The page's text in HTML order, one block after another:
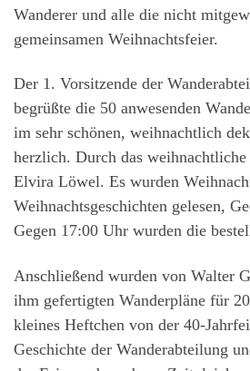
Wanderer und alle die nicht
gemeinsamen Weihnachtsfeier.
Der 1. Vorsitzende der
begrüßte die 50 anwesenden
im sehr schönen, weihnachtlich
herzlich. Durch das
Elvira Löwel. Es wurden
Weihnachtsgeschichten gelesen,
Gegen 17:00 Uhr wurden die
Anschließend wurden von Walter
ihm gefertigten Wanderpläne für
kleines Heftchen von der 40-
Geschichte der Wanderabteilung